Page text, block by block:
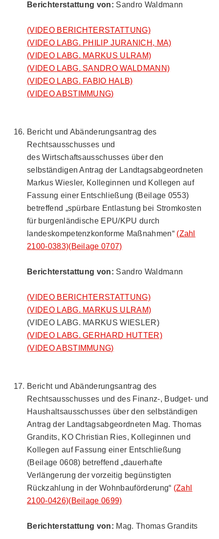
Berichterstattung von: Sandro Waldmann
(VIDEO BERICHTERSTATTUNG)
(VIDEO LABG. PHILIP JURANICH, MA)
(VIDEO LABG. MARKUS ULRAM)
(VIDEO LABG. SANDRO WALDMANN)
(VIDEO LABG. FABIO HALB)
(VIDEO ABSTIMMUNG)
Bericht und Abänderungsantrag des
Rechtsausschusses und
des Wirtschaftsausschusses über den
selbständigen Antrag der Landtagsabgeordneten
Markus Wiesler, Kolleginnen und Kollegen auf
Fassung einer Entschließung (Beilage 0553)
betreffend „spürbare Entlastung bei Stromkosten
für burgenländische EPU/KPU durch
landeskompetenzkonforme Maßnahmen“ (Zahl
2100-0383)(Beilage 0707)
Berichterstattung von: Sandro Waldmann
(VIDEO BERICHTERSTATTUNG)
(VIDEO LABG. MARKUS ULRAM)
(VIDEO LABG. MARKUS WIESLER)
(VIDEO LABG. GERHARD HUTTER)
(VIDEO ABSTIMMUNG)
Bericht und Abänderungsantrag des
Rechtsausschusses und des Finanz-, Budget- und
Haushaltsausschusses über den selbständigen
Antrag der Landtagsabgeordneten Mag. Thomas
Grandits, KO Christian Ries, Kolleginnen und
Kollegen auf Fassung einer Entschließung
(Beilage 0608) betreffend „dauerhafte
Verlängerung der vorzeitig begünstigten
Rückzahlung in der Wohnbauförderung“ (Zahl
2100-0426)(Beilage 0699)
Berichterstattung von: Mag. Thomas Grandits